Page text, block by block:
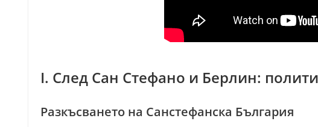
I. След Сан Стефано и Берлин:
Разкъсването на Санстефанска България